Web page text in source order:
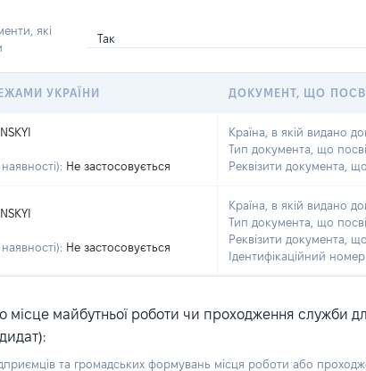
які
Так
УКРАЇНИ ДОКУМЕНТ, ЩО
Не застосовується
Країна, в якій видано
Тип документа, що
Реквізити документа,
Не застосовується
Країна, в якій видано
Тип документа, що
Реквізити документа,
Ідентифікаційний
майбутньої роботи чи проходження служби
та громадських формувань місця роботи або